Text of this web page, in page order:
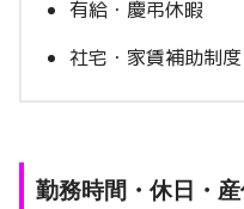
有給・慶弔休暇
社宅・家賃補助制度
勤務時間・休日・